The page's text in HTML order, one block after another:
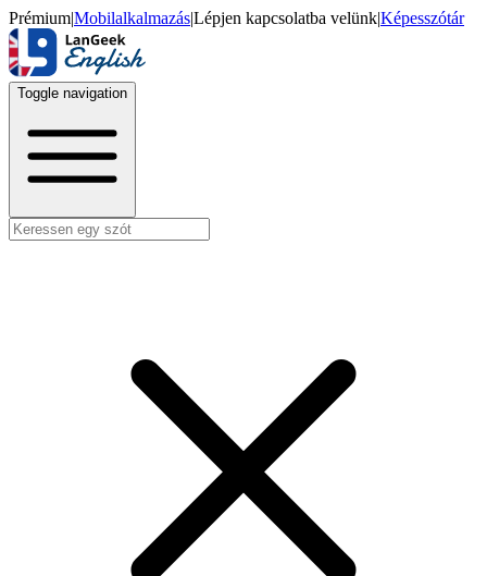
Prémium|Mobilalkalmazás|Lépjen kapcsolatba velünk|Képesszótár
Toggle navigation